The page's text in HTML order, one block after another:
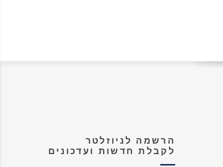
הרשמה לניוזלטר
לקבלת חדשות ועדכונים